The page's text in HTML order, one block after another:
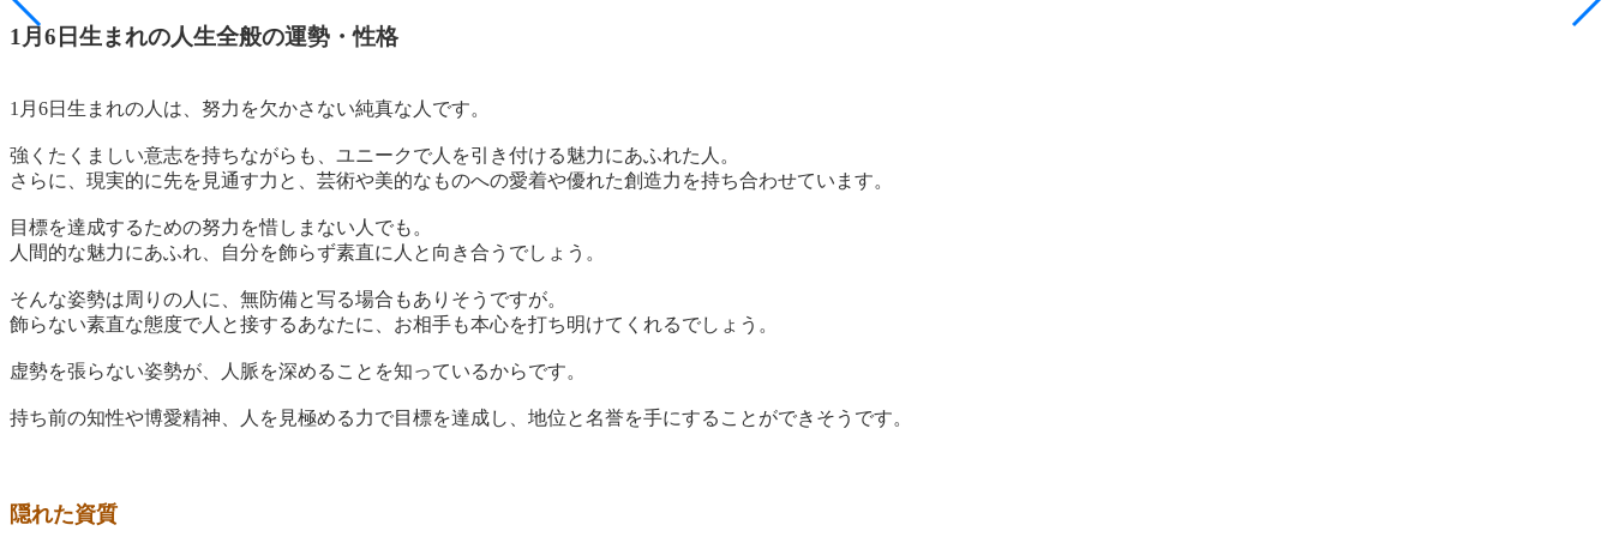
1月6日生まれの人生全般の運勢・性格
1月6日生まれの人は、 努力を欠かさない純真な人 です。
強くたくましい意志を持ちながらも、ユニークで人を引き付ける魅力にあふれた人。
さらに、現実的に先を見通す力と、芸術や美的なものへの愛着や優れた創造力を持ち合わせています。
目標を達成するための努力を惜しまない人でも。
人間的な魅力にあふれ、自分を飾らず素直に人と向き合うでしょう。
そんな姿勢は周りの人に、無防備と写る場合もありそうですが。
飾らない素直な態度で人と接するあなたに、お相手も本心を打ち明けてくれるでしょう。
虚勢を張らない姿勢が、人脈を深めることを知っているからです。
持ち前の知性や博愛精神、人を見極める力で目標を達成し、地位と名誉を手にすることができそうです。
隠れた資質